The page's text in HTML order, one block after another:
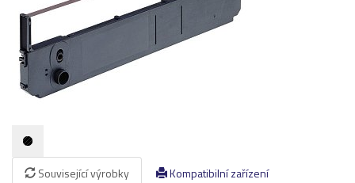
Pásky
Samolepící štítky
Čisticí prostředky
Textilní stuhy
Kazety pro reg. pokladny a bar.válečky
Související výrobky Kompatibilní zařízení